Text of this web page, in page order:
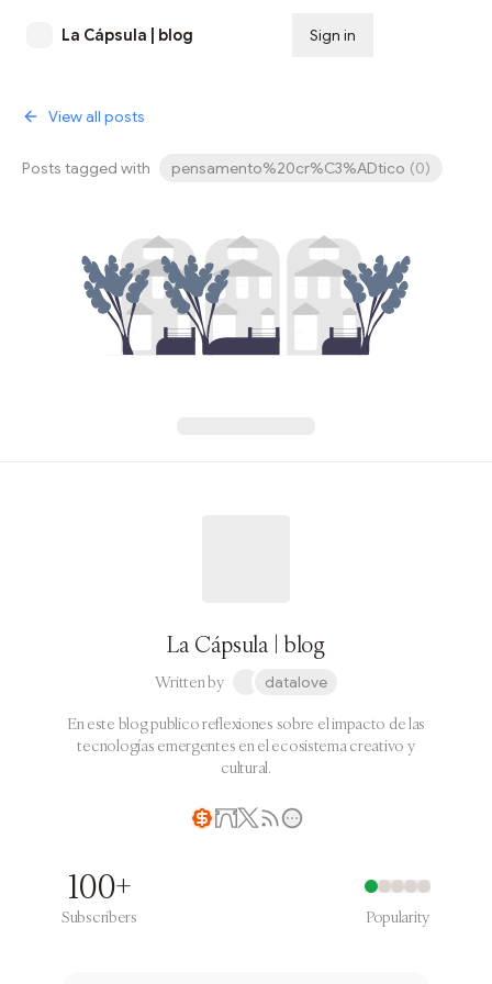
La Cápsula | blog Sign in
View all posts
Posts tagged with pensamento%20cr%C3%ADtico (0)
La Cápsula | blog
Written by datalove
En este blog publico reflexiones sobre el impacto de las
tecnologías emergentes en el ecosistema creativo y
cultural.
100+
Subscribers
Popularity